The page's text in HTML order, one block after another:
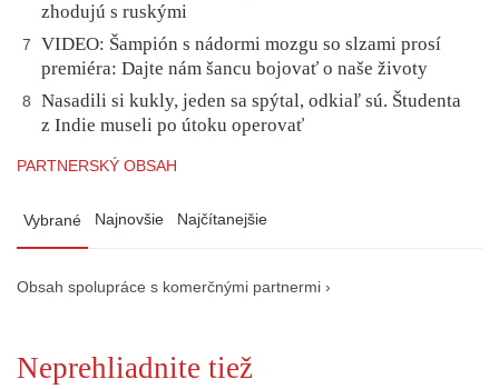
zhodujú s ruskými
7
VIDEO: Šampión s nádormi mozgu so slzami prosí
premiéra: Dajte nám šancu bojovať o naše životy
8
Nasadili si kukly, jeden sa spýtal, odkiaľ sú. Študenta
z Indie museli po útoku operovať
PARTNERSKÝ OBSAH
Vybrané Najnovšie Najčítanejšie
Obsah spolupráce s komerčnými partnermi ›
Neprehliadnite tiež